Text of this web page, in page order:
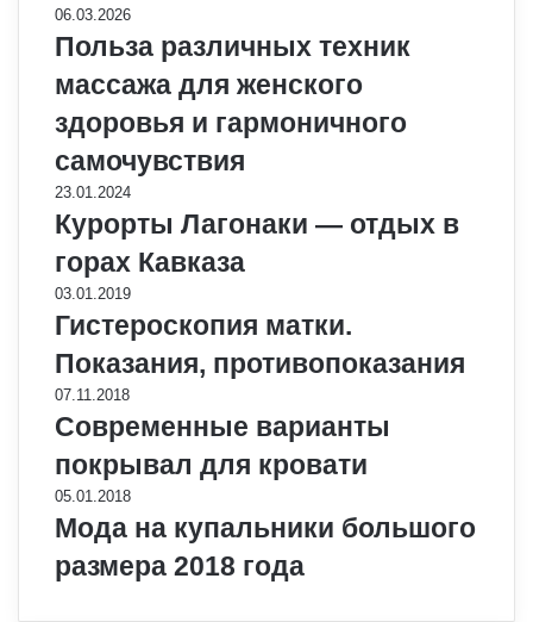
06.03.2026
Польза различных техник
массажа для женского
здоровья и гармоничного
самочувствия
23.01.2024
Курорты Лагонаки — отдых в
горах Кавказа
03.01.2019
Гистероскопия матки.
Показания, противопоказания
07.11.2018
Современные варианты
покрывал для кровати
05.01.2018
Мода на купальники большого
размера 2018 года